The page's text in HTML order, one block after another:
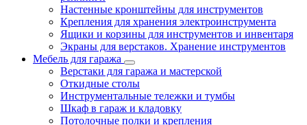
Настенные кронштейны для инструментов
Крепления для хранения электроинструмента
Ящики и корзины для инструментов и инвентаря
Экраны для верстаков. Хранение инструментов
Мебель для гаража
Верстаки для гаража и мастерской
Откидные столы
Инструментальные тележки и тумбы
Шкаф в гараж и кладовку
Потолочные полки и крепления